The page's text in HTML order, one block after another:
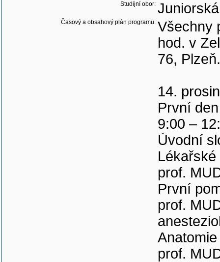
Studijní obor:
Časový a obsahový plán programu: Všechny
hod. v
76, Plzeň.
14.
První
9:00 –
Úvodní
prof.
První
prof.
prof.